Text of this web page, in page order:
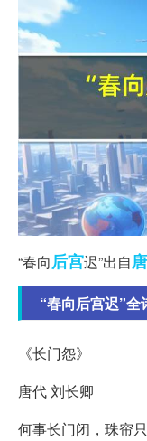
“春向后宫迟”出自
“春向后宫迟”全
《长门怨》
唐代 刘长卿
何事长门闭，珠帘只